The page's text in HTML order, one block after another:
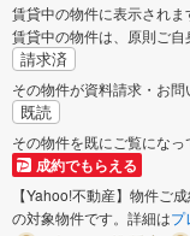
賃貸中の物件に表示されま
賃貸中の物件は、原則ご自
請求済
その物件が資料請求・お問
既読
その物件を既にご覧になっ
成約でもらえる
【Yahoo!不動産】物件ご
の対象物件です。詳細はプ